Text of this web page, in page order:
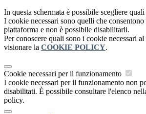
In questa schermata è possibile scegliere
I cookie necessari sono quelli che
piattaforma e non è possibile disabilitarli.
Per conoscere quali sono i cookie necessari
visionare la COOKIE POLICY.
Cookie necessari per il funzionamento
I cookie necessari per il funzionamento non
disabilitati. È possibile consultare l'elenco
policy.